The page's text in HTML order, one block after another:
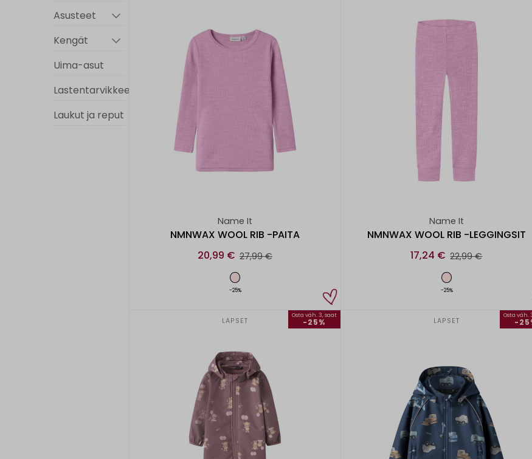
Asusteet
Kengät
Uima-asut
Lastentarvikkeet
Laukut ja reput
Name It
NMNWAX WOOL RIB -PAITA
20,99 € 27,99 €
-25%
Name It
NMNWAX WOOL RIB -LEGGINGSIT
17,24 € 22,99 €
-25%
LAPSET
Osta väh. 3, saat
-25% LAPSET
Osta väh.
-